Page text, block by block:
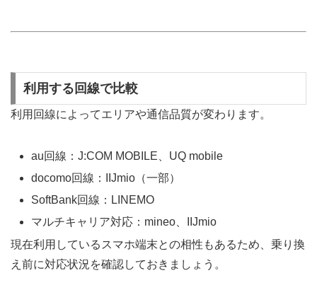
利用する回線で比較
利用回線によってエリアや通信品質が変わります。
au回線：J:COM MOBILE、UQ mobile
docomo回線：IIJmio（一部）
SoftBank回線：LINEMO
マルチキャリア対応：mineo、IIJmio
現在利用しているスマホ端末との相性もあるため、乗り換
え前に対応状況を確認しておきましょう。